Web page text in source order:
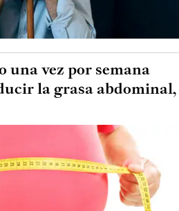
una vez por semana
la grasa abdominal,